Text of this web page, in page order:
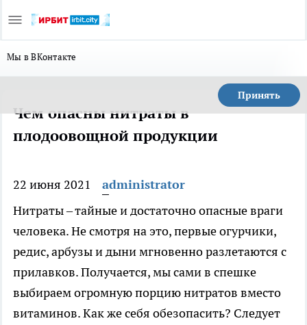
Мы в ВКонтакте
Принять
Чем опасны нитраты в
плодоовощной продукции
22 июня 2021
administrator
Нитраты – тайные и достаточно опасные враги
человека. Не смотря на это, первые огурчики,
редис, арбузы и дыни мгновенно разлетаются с
прилавков. Получается, мы сами в спешке
выбираем огромную порцию нитратов вместо
витаминов. Как же себя обезопасить? Следует